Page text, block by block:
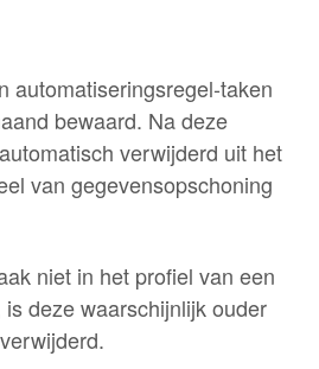
automatiseringsregel-taken
bewaard. Na deze
verwijderd uit het
van gegevensopschoning
niet in het profiel van een
deze waarschijnlijk ouder